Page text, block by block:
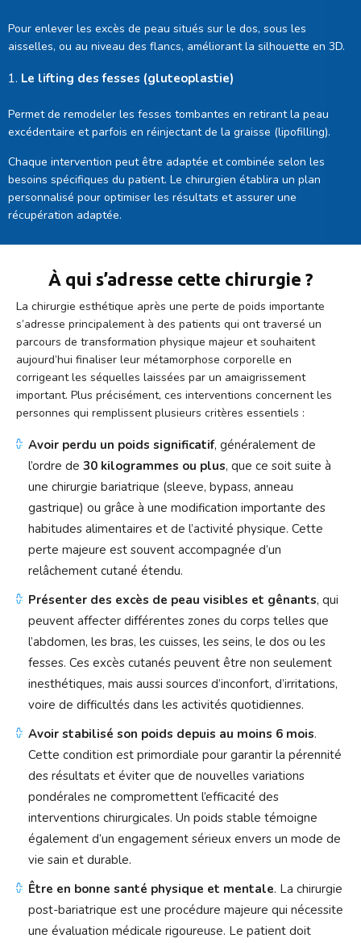
Pour enlever les excès de peau situés sur le dos, sous les
aisselles, ou au niveau des flancs, améliorant la silhouette en 3D.
Le lifting des fesses (gluteoplastie)
Permet de remodeler les fesses tombantes en retirant la peau
excédentaire et parfois en réinjectant de la graisse (lipofilling).
Chaque intervention peut être adaptée et combinée selon les
besoins spécifiques du patient. Le chirurgien établira un plan
personnalisé pour optimiser les résultats et assurer une
récupération adaptée.
À qui s’adresse cette chirurgie ?
La chirurgie esthétique après une perte de poids importante
s’adresse principalement à des patients qui ont traversé un
parcours de transformation physique majeur et souhaitent
aujourd’hui finaliser leur métamorphose corporelle en
corrigeant les séquelles laissées par un amaigrissement
important. Plus précisément, ces interventions concernent les
personnes qui remplissent plusieurs critères essentiels :
Avoir perdu un poids significatif, généralement de
l’ordre de 30 kilogrammes ou plus, que ce soit suite à
une chirurgie bariatrique (sleeve, bypass, anneau
gastrique) ou grâce à une modification importante des
habitudes alimentaires et de l’activité physique. Cette
perte majeure est souvent accompagnée d’un
relâchement cutané étendu.
Présenter des excès de peau visibles et gênants, qui
peuvent affecter différentes zones du corps telles que
l’abdomen, les bras, les cuisses, les seins, le dos ou les
fesses. Ces excès cutanés peuvent être non seulement
inesthétiques, mais aussi sources d’inconfort, d’irritations,
voire de difficultés dans les activités quotidiennes.
Avoir stabilisé son poids depuis au moins 6 mois.
Cette condition est primordiale pour garantir la pérennité
des résultats et éviter que de nouvelles variations
pondérales ne compromettent l’efficacité des
interventions chirurgicales. Un poids stable témoigne
également d’un engagement sérieux envers un mode de
vie sain et durable.
Être en bonne santé physique et mentale. La chirurgie
post-bariatrique est une procédure majeure qui nécessite
une évaluation médicale rigoureuse. Le patient doit